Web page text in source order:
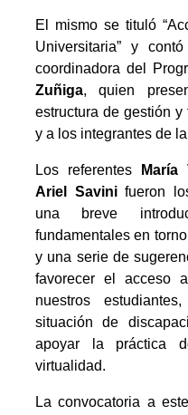
El mismo se tituló
Universitaria” y
coordinadora del
Zuñiga, quien
estructura de gestión
y a los integrantes de
Los referentes
Ariel Savinifueron
una breve
fundamentales en
y una serie de
favorecer el acceso
nuestros
situación de
apoyar la práctica
virtualidad.
La convocatoria a